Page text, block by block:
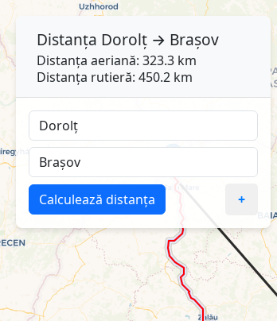
Distanța Dorolț → Brașov
Distanța aeriană: 323.3 km
Distanța rutieră: 450.2 km
Calculează distanța +